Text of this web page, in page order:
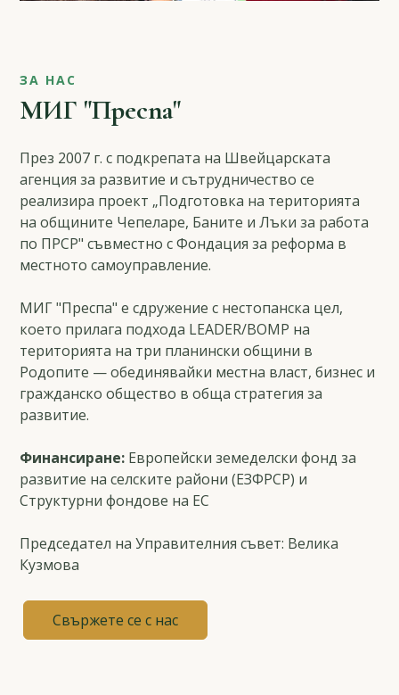
ЗА НАС
МИГ "Преспа"
През 2007 г. с подкрепата на Швейцарската
агенция за развитие и сътрудничество се
реализира проект „Подготовка на територията
на общините Чепеларе, Баните и Лъки за работа
по ПРСР" съвместно с Фондация за реформа в
местното самоуправление.
МИГ "Преспа" е сдружение с нестопанска цел,
което прилага подхода LEADER/ВОМР на
територията на три планински общини в
Родопите — обединявайки местна власт, бизнес и
гражданско общество в обща стратегия за
развитие.
Финансиране: Европейски земеделски фонд за
развитие на селските райони (ЕЗФРСР) и
Структурни фондове на ЕС
Председател на Управителния съвет: Велика
Кузмова
Свържете се с нас